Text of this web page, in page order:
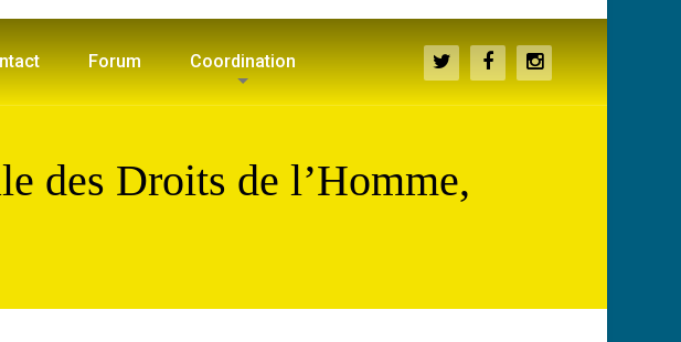
Forum Coordination
des Droits de l’Homme,